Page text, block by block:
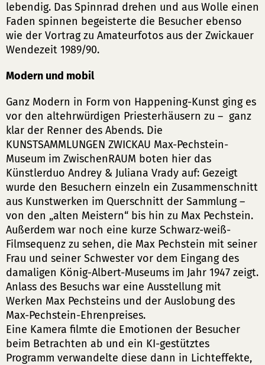
lebendig. Das Spinnrad drehen und aus Wolle einen
Faden spinnen begeisterte die Besucher ebenso
wie der Vortrag zu Amateurfotos aus der Zwickauer
Wendezeit 1989/90.
Modern und mobil
Ganz Modern in Form von Happening-Kunst ging es
vor den altehrwürdigen Priesterhäusern zu – ganz
klar der Renner des Abends. Die
KUNSTSAMMLUNGEN ZWICKAU Max-Pechstein-
Museum im ZwischenRAUM boten hier das
Künstlerduo Andrey & Juliana Vrady auf: Gezeigt
wurde den Besuchern einzeln ein Zusammenschnitt
aus Kunstwerken im Querschnitt der Sammlung –
von den „alten Meistern“ bis hin zu Max Pechstein.
Außerdem war noch eine kurze Schwarz-weiß-
Filmsequenz zu sehen, die Max Pechstein mit seiner
Frau und seiner Schwester vor dem Eingang des
damaligen König-Albert-Museums im Jahr 1947 zeigt.
Anlass des Besuchs war eine Ausstellung mit
Werken Max Pechsteins und der Auslobung des
Max-Pechstein-Ehrenpreises.
Eine Kamera filmte die Emotionen der Besucher
beim Betrachten ab und ein KI-gestütztes
Programm verwandelte diese dann in Lichteffekte,